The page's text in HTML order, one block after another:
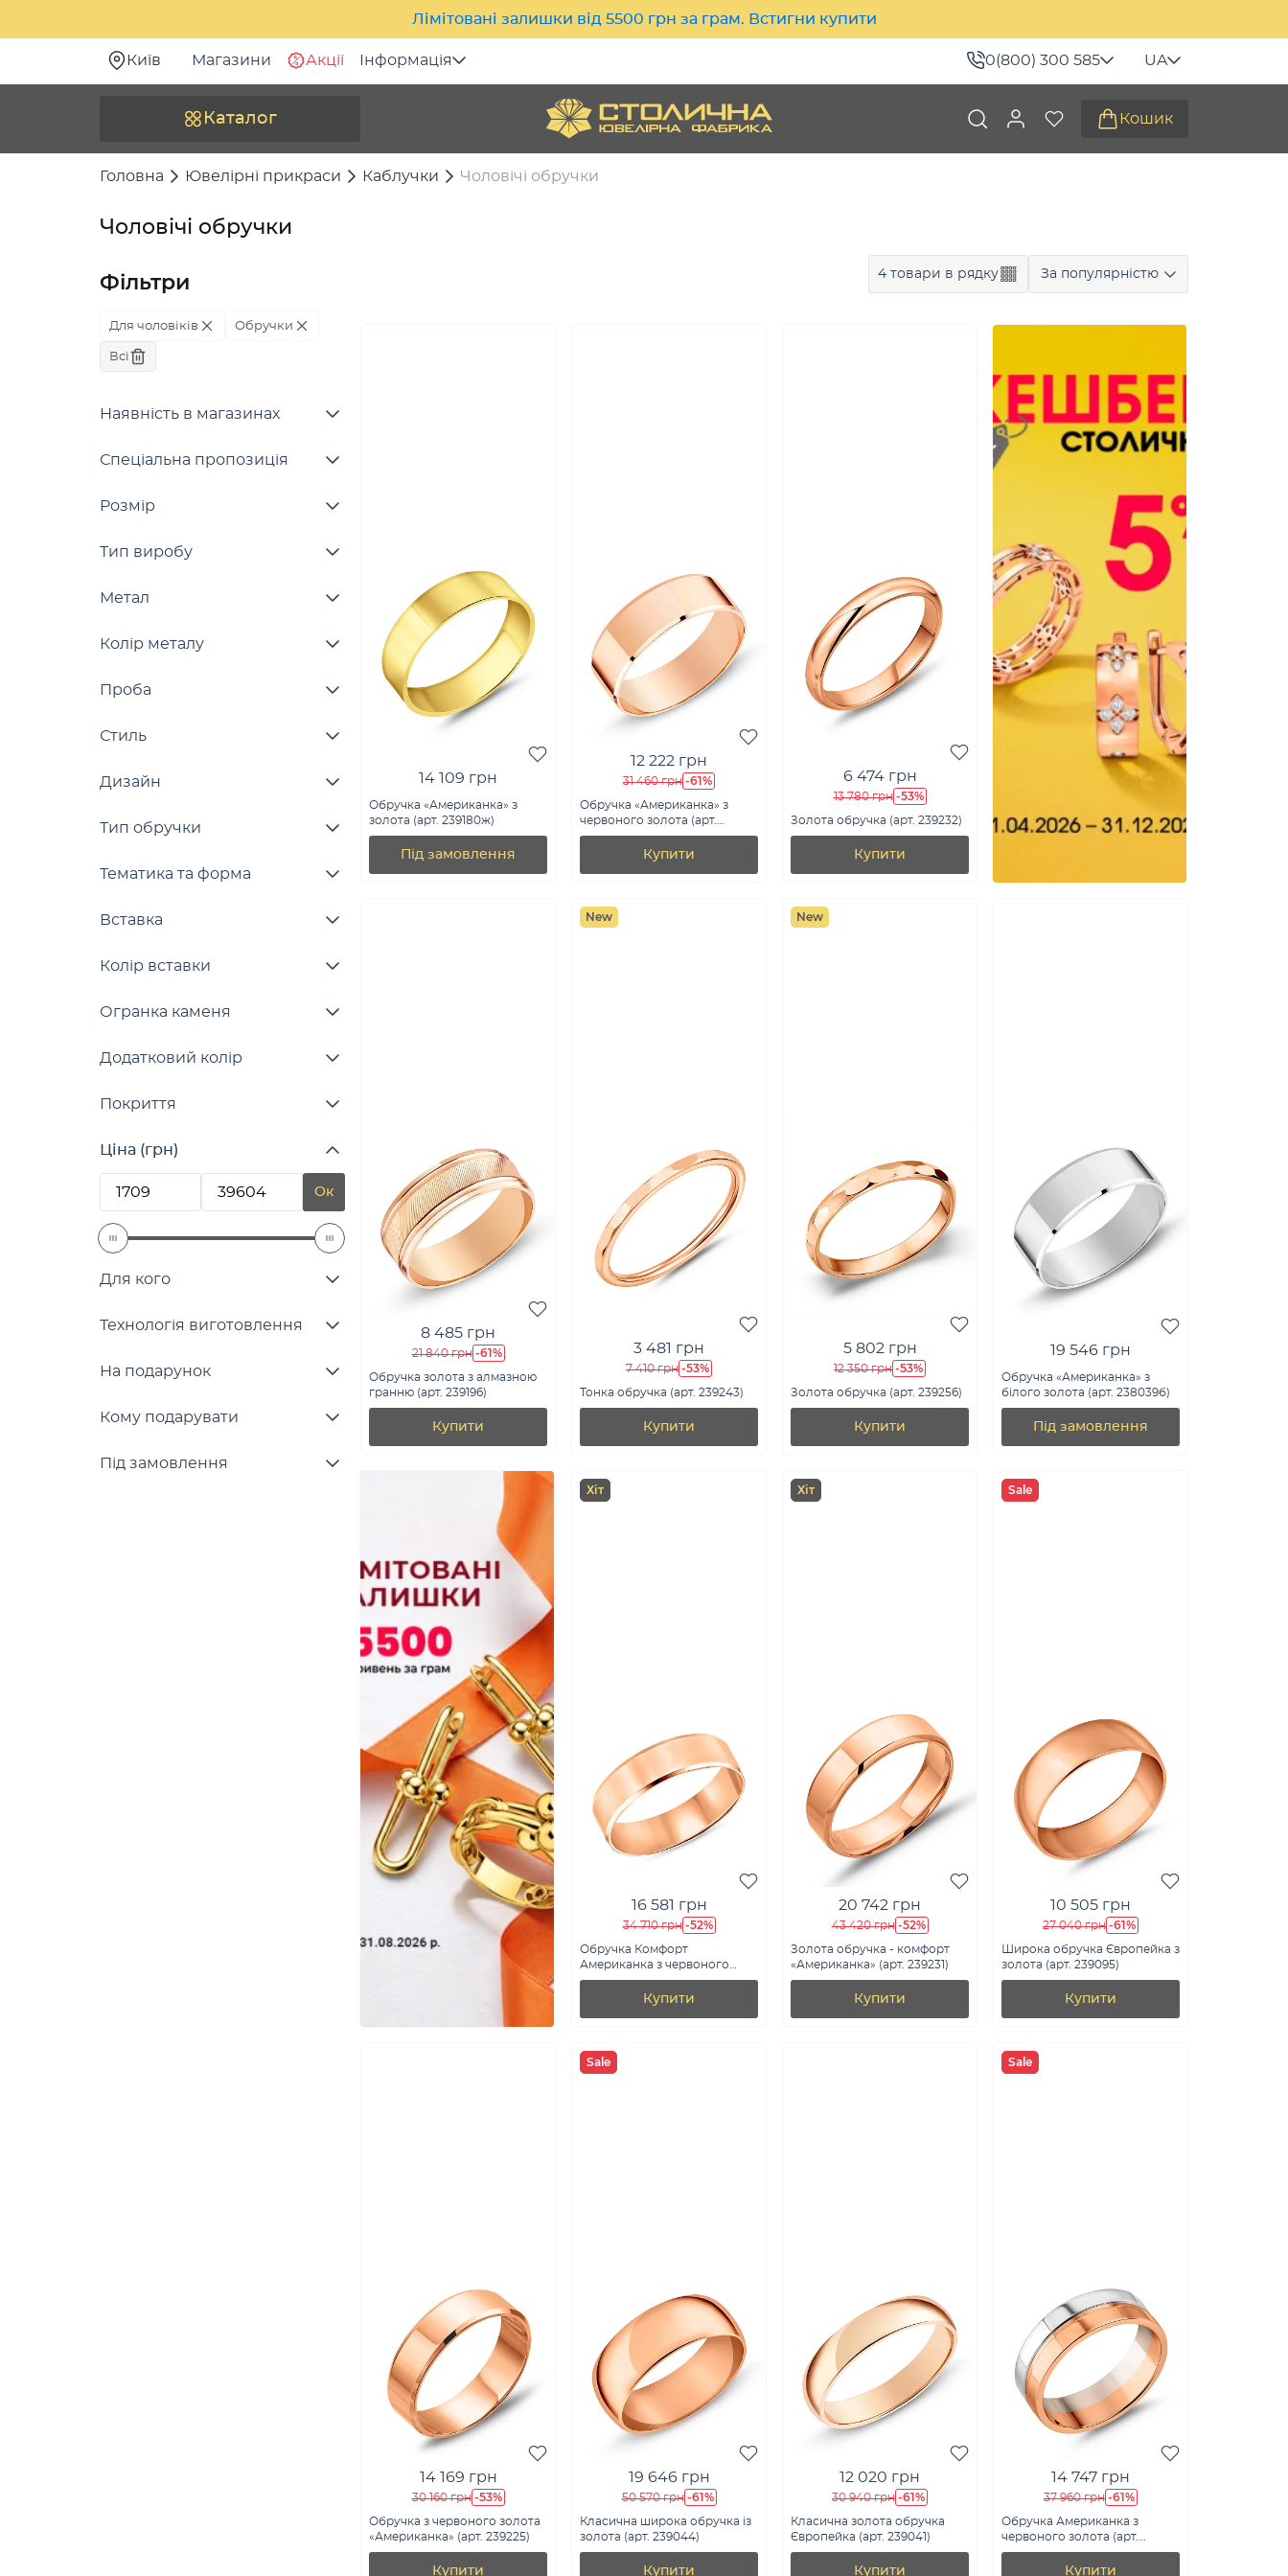
Лімітовані залишки від 5500 грн за грам. Встигни купити
Київ Магазини Акції Інформація 0(800) 300 585 UA
Каталог Кошик
Головна Ювелірні прикраси Каблучки Чоловічі обручки
Чоловічі обручки
Фільтри
Для чоловіків Обручки
Всі
Наявність в магазинах
Спеціальна пропозиція
Розмір
Тип виробу
Метал
Колір металу
Проба
Стиль
Дизайн
Тип обручки
Тематика та форма
Вставка
Колір вставки
Огранка каменя
Додатковий колір
Покриття
Ціна (грн)
Ок
Для кого
Технологія виготовлення
На подарунок
Кому подарувати
Під замовлення
4 товари в рядку За популярністю
14 109 грн
Обручка «Американка» з
золота (арт. 239180ж)
Під замовлення
12 222 грн
31 460 грн -61%
Обручка «Американка» з
червоного золота (арт.
238039)
Купити
6 474 грн
13 780 грн -53%
Золота обручка (арт. 239232)
Купити
8 485 грн
21 840 грн -61%
Обручка золота з алмазною
гранню (арт. 239196)
Купити
New
3 481 грн
7 410 грн -53%
Тонка обручка (арт. 239243)
Купити
New
5 802 грн
12 350 грн -53%
Золота обручка (арт. 239256)
Купити
19 546 грн
Обручка «Американка» з
білого золота (арт. 238039б)
Під замовлення
Хіт
16 581 грн
34 710 грн -52%
Обручка Комфорт
Американка з червоного
золота (арт. 239194)
Купити
Хіт
20 742 грн
43 420 грн -52%
Золота обручка - комфорт
«Американка» (арт. 239231)
Купити
Sale
10 505 грн
27 040 грн -61%
Широка обручка Європейка з
золота (арт. 239095)
Купити
14 169 грн
30 160 грн -53%
Обручка з червоного золота
«Американка» (арт. 239225)
Купити
Sale
19 646 грн
50 570 грн -61%
Класична широка обручка із
золота (арт. 239044)
Купити
12 020 грн
30 940 грн -61%
Класична золота обручка
Європейка (арт. 239041)
Купити
Sale
14 747 грн
37 960 грн -61%
Обручка Американка з
червоного золота (арт.
239193)
Купити